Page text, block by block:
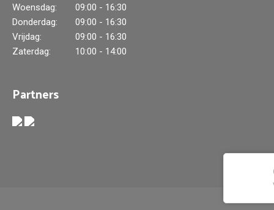
Woensdag:
09:00 - 16:30
Donderdag:
09:00 - 16:30
Vrijdag:
09:00 - 16:30
Zaterdag:
10:00 - 14:00
Partners